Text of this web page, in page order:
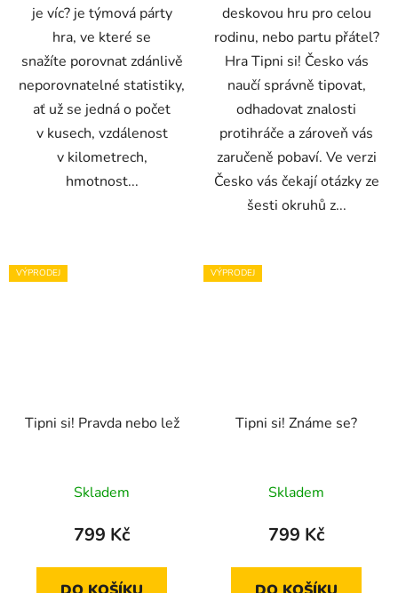
je víc? je týmová párty
hra, ve které se
snažíte porovnat zdánlivě
neporovnatelné statistiky,
ať už se jedná o počet
v kusech, vzdálenost
v kilometrech,
hmotnost...
deskovou hru pro celou
rodinu, nebo partu přátel?
Hra Tipni si! Česko vás
naučí správně tipovat,
odhadovat znalosti
protihráče a zároveň vás
zaručeně pobaví. Ve verzi
Česko vás čekají otázky ze
šesti okruhů z...
VÝPRODEJ
Tipni si! Pravda nebo lež
Skladem
799 Kč
VÝPRODEJ
Tipni si! Známe se?
Skladem
799 Kč